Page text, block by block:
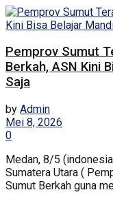
Pemprov Sumut
Berkah, ASN Kini
Saja
by Admin
Mei 8, 2026
0
Medan, 8/5
Sumatera Utara (
Sumut Berkah guna